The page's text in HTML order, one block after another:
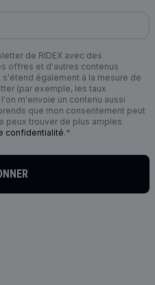
de RIDEX avec des
offres et d'autres contenus
également à la mesure de
(par exemple, les taux
m'envoie un contenu aussi
que mon consentement peut
peux trouver de plus amples
confidentialité.*